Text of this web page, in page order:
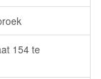
154 te